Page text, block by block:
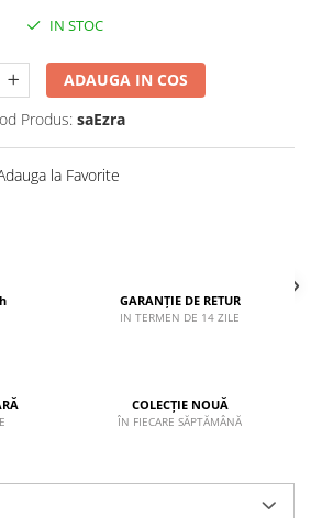
IN STOC
ADAUGA IN COS
Produs: saEzra
la Favorite
GARANȚIE DE RETUR
IN TERMEN DE 14 ZILE
COLECȚIE NOUĂ
ÎN FIECARE SĂPTĂMÂNĂ